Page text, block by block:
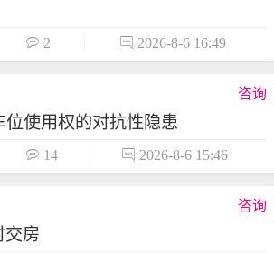
 2  2026-8-6 16:49
咨询
位使用权的对抗性隐患
 14  2026-8-6 15:46
咨询
交房